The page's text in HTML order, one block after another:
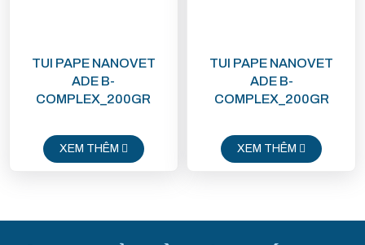
TUI PAPE NANOVET
ADE B-
COMPLEX_200GR
XEM THÊM
TUI PAPE NANOVET
ADE B-
COMPLEX_200GR
XEM THÊM